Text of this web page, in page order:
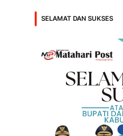
SELAMAT DAN SUKSES